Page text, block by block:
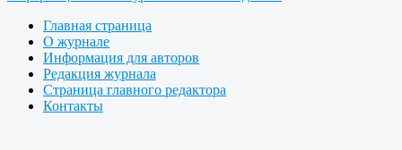
Главная страница
О журнале
Информация для авторов
Редакция журнала
Страница главного редактора
Контакты